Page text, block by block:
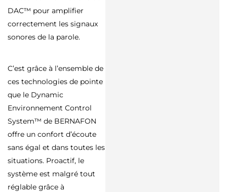
DAC™ pour amplifier
correctement les signaux
sonores de la parole.
C’est grâce à l’ensemble de
ces technologies de pointe
que le Dynamic
Environnement Control
System™ de BERNAFON
offre un confort d’écoute
sans égal et dans toutes les
situations. Proactif, le
système est malgré tout
réglable grâce à